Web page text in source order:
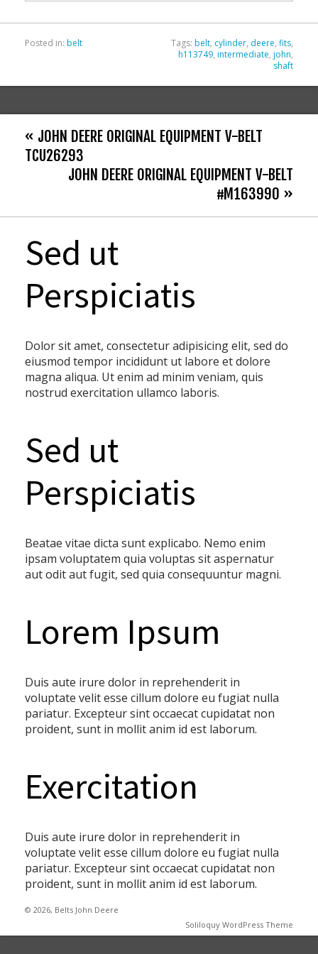
Posted in: belt Tags: belt, cylinder, deere, fits,
h113749, intermediate, john,
shaft
« JOHN DEERE ORIGINAL EQUIPMENT V-BELT
TCU26293
JOHN DEERE ORIGINAL EQUIPMENT V-BELT
#M163990 »
Sed ut
Perspiciatis
Dolor sit amet, consectetur adipisicing elit, sed do
eiusmod tempor incididunt ut labore et dolore
magna aliqua. Ut enim ad minim veniam, quis
nostrud exercitation ullamco laboris.
Sed ut
Perspiciatis
Beatae vitae dicta sunt explicabo. Nemo enim
ipsam voluptatem quia voluptas sit aspernatur
aut odit aut fugit, sed quia consequuntur magni.
Lorem Ipsum
Duis aute irure dolor in reprehenderit in
voluptate velit esse cillum dolore eu fugiat nulla
pariatur. Excepteur sint occaecat cupidatat non
proident, sunt in mollit anim id est laborum.
Exercitation
Duis aute irure dolor in reprehenderit in
voluptate velit esse cillum dolore eu fugiat nulla
pariatur. Excepteur sint occaecat cupidatat non
proident, sunt in mollit anim id est laborum.
© 2026, Belts John Deere
Soliloquy WordPress Theme